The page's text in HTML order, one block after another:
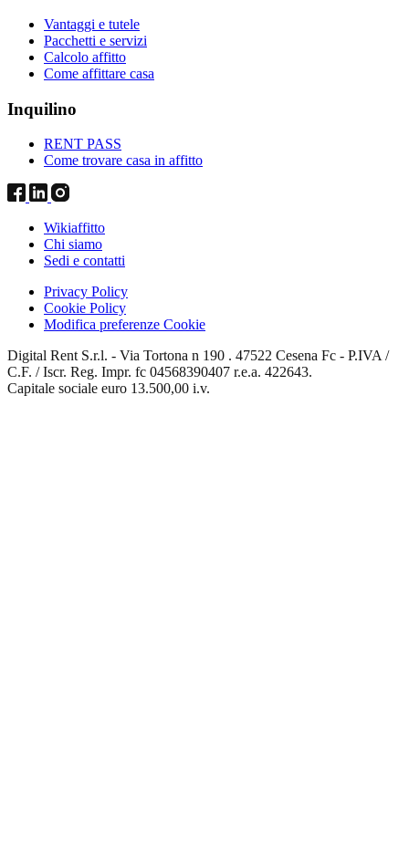
Vantaggi e tutele
Pacchetti e servizi
Calcolo affitto
Come affittare casa
Inquilino
RENT PASS
Come trovare casa in affitto
Wikiaffitto
Chi siamo
Sedi e contatti
Privacy Policy
Cookie Policy
Modifica preferenze Cookie
Digital Rent S.r.l. - Via Tortona n 190 . 47522 Cesena Fc - P.IVA /
C.F. / Iscr. Reg. Impr. fc 04568390407 r.e.a. 422643.
Capitale sociale euro 13.500,00 i.v.